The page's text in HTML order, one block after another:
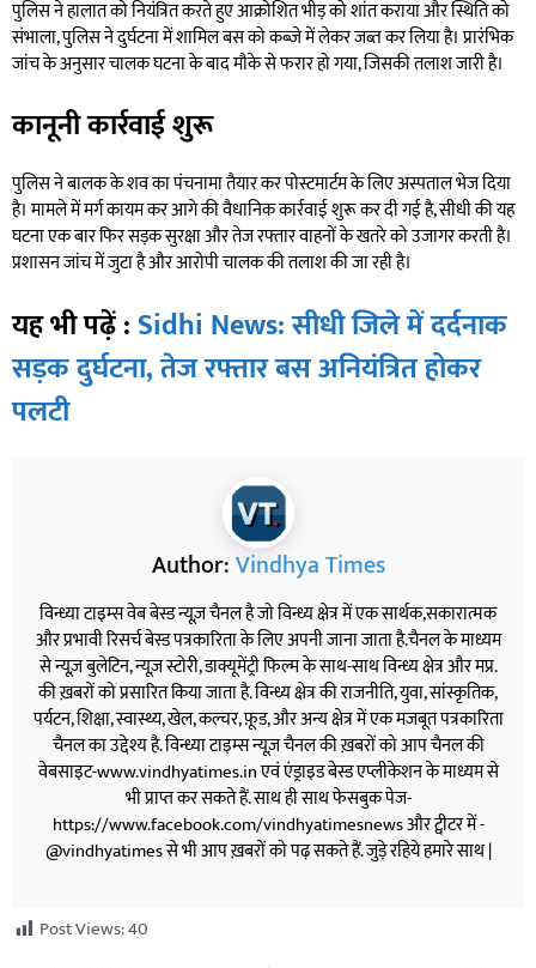
पुलिस ने हालात को नियंत्रित करते हुए आक्रोशित भीड़ को शांत कराया और स्थिति को
संभाला, पुलिस ने दुर्घटना में शामिल बस को कब्जे में लेकर जब्त कर लिया है। प्रारंभिक
जांच के अनुसार चालक घटना के बाद मौके से फरार हो गया, जिसकी तलाश जारी है।
कानूनी कार्रवाई शुरू
पुलिस ने बालक के शव का पंचनामा तैयार कर पोस्टमार्टम के लिए अस्पताल भेज दिया
है। मामले में मर्ग कायम कर आगे की वैधानिक कार्रवाई शुरू कर दी गई है, सीधी की यह
घटना एक बार फिर सड़क सुरक्षा और तेज रफ्तार वाहनों के खतरे को उजागर करती है।
प्रशासन जांच में जुटा है और आरोपी चालक की तलाश की जा रही है।
यह भी पढ़ें : Sidhi News: सीधी जिले में दर्दनाक
सड़क दुर्घटना, तेज रफ्तार बस अनियंत्रित होकर
पलटी
Author:Vindhya Times
विन्ध्या टाइम्स वेब बेस्ड न्यूज़ चैनल है जो विन्ध्य क्षेत्र में एक सार्थक,सकारात्मक
और प्रभावी रिसर्च बेस्ड पत्रकारिता के लिए अपनी जाना जाता है.चैनल के माध्यम
से न्यूज़ बुलेटिन, न्यूज़ स्टोरी, डाक्यूमेंट्री फिल्म के साथ-साथ विन्ध्य क्षेत्र और मप्र.
की ख़बरों को प्रसारित किया जाता है. विन्ध्य क्षेत्र की राजनीति, युवा, सांस्कृतिक,
पर्यटन, शिक्षा, स्वास्थ्य, खेल, कल्चर, फ़ूड, और अन्य क्षेत्र में एक मजबूत पत्रकारिता
चैनल का उद्देश्य है. विन्ध्या टाइम्स न्यूज़ चैनल की ख़बरों को आप चैनल की
वेबसाइट-www.vindhyatimes.in एवं एंड्राइड बेस्ड एप्लीकेशन के माध्यम से
भी प्राप्त कर सकते हैं. साथ ही साथ फेसबुक पेज-
https://www.facebook.com/vindhyatimesnews और ट्वीटर में -
@vindhyatimes से भी आप ख़बरों को पढ़ सकते हैं. जुड़े रहिये हमारे साथ |
Post Views:40